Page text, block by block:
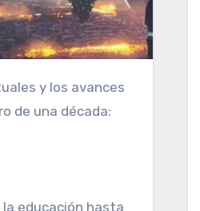
y los avances
de una década:
educación hasta